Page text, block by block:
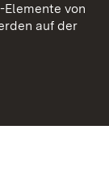
von
auf der